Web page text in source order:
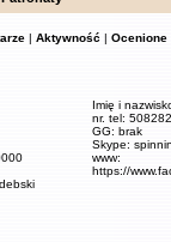
| Aktywność | Ocenione
Imię i
nr. tel:
GG: brak
Skype:
www:
https://